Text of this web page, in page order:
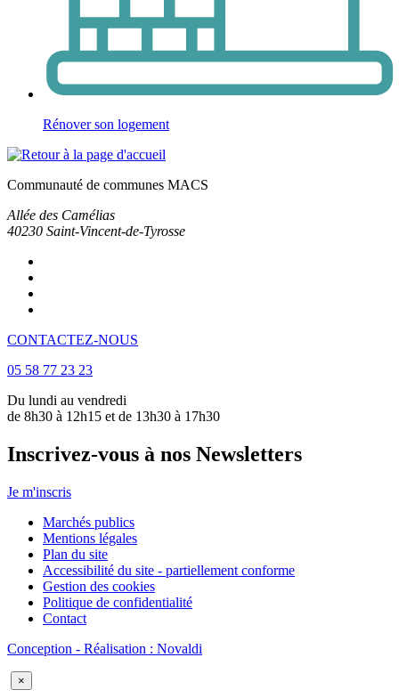
Rénover son logement
Communauté de communes MACS
Allée des Camélias
40230 Saint-Vincent-de-Tyrosse
CONTACTEZ-NOUS
05 58 77 23 23
Du lundi au vendredi
de 8h30 à 12h15 et de 13h30 à 17h30
Inscrivez-vous à nos Newsletters
Je m'inscris
Marchés publics
Mentions légales
Plan du site
Accessibilité du site - partiellement conforme
Gestion des cookies
Politique de confidentialité
Contact
Conception - Réalisation : Novaldi
×